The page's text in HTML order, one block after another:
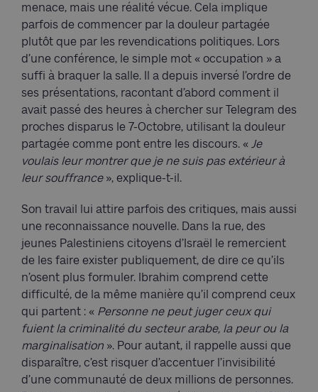
menace, mais une réalité vécue. Cela implique
parfois de commencer par la douleur partagée
plutôt que par les revendications politiques. Lors
d’une conférence, le simple mot « occupation » a
suffi à braquer la salle. Il a depuis inversé l’ordre de
ses présentations, racontant d’abord comment il
avait passé des heures à chercher sur Telegram des
proches disparus le 7-Octobre, utilisant la douleur
partagée comme pont entre les discours. « Je
voulais leur montrer que je ne suis pas extérieur à
leur souffrance», explique-t-il.
Son travail lui attire parfois des critiques, mais aussi
une reconnaissance nouvelle. Dans la rue, des
jeunes Palestiniens citoyens d’Israël le remercient
de les faire exister publiquement, de dire ce qu’ils
n’osent plus formuler. Ibrahim comprend cette
difficulté, de la même manière qu’il comprend ceux
qui partent : « Personne ne peut juger ceux qui
fuient la criminalité du secteur arabe, la peur ou la
marginalisation ». Pour autant, il rappelle aussi que
disparaître, c’est risquer d’accentuer l’invisibilité
d’une communauté de deux millions de personnes.